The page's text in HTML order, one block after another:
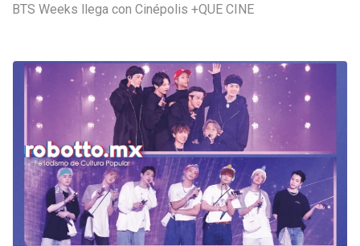
BTS Weeks llega con Cinépolis +QUE CINE